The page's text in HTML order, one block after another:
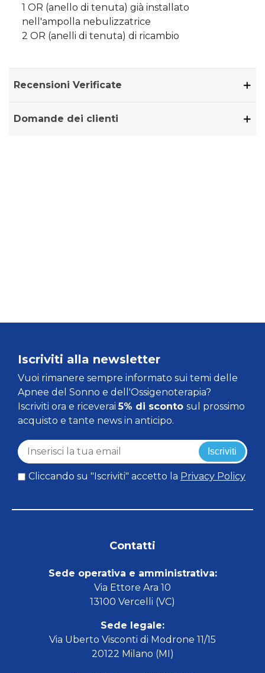
1 OR (anello di tenuta) già installato
nell'ampolla nebulizzatrice
2 OR (anelli di tenuta) di ricambio
Recensioni Verificate
Domande dei clienti
Iscriviti alla newsletter
Vuoi rimanere sempre informato sui temi delle
Apnee del Sonno e dell'Ossigenoterapia?
Iscriviti ora e riceverai5% di sconto sul prossimo
acquisto e tante news in anticipo.
Iscriviti
Cliccando su "Iscriviti" accetto la Privacy Policy
Contatti
Sede operativa e amministrativa:
Via Ettore Ara 10
13100 Vercelli (VC)
Sede legale:
Via Uberto Visconti di Modrone 11/15
20122 Milano (MI)